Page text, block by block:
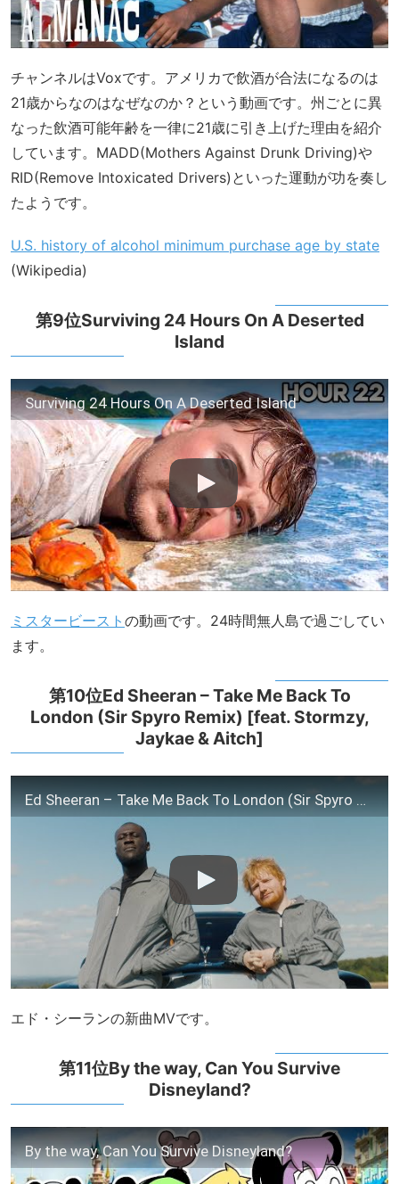
チャンネルはVoxです。アメリカで飲酒が合法になるのは
21歳からなのはなぜなのか？という動画です。州ごとに異
なった飲酒可能年齢を一律に21歳に引き上げた理由を紹介
しています。MADD(Mothers Against Drunk Driving)や
RID(Remove Intoxicated Drivers)といった運動が功を奏し
たようです。
U.S. history of alcohol minimum purchase age by state
(Wikipedia)
第9位Surviving 24 Hours On A Deserted
Island
Surviving 24 Hours On A Deserted Island
ミスタービースト の動画です。24時間無人島で過ごしてい
ます。
第10位Ed Sheeran – Take Me Back To
London (Sir Spyro Remix) [feat. Stormzy,
Jaykae & Aitch]
Ed Sheeran – Take Me Back To London (Sir Spyro Remix) [feat. Stormzy, Jaykae & Aitch]
エド・シーランの新曲MVです。
第11位By the way, Can You Survive
Disneyland?
By the way, Can You Survive Disneyland?